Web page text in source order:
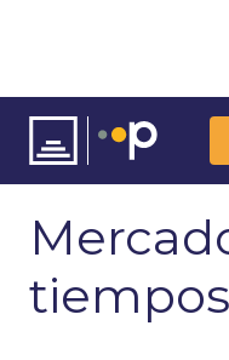
ARTÍCULOS